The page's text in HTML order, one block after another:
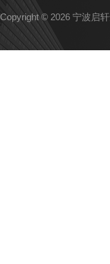
Copyright © 2026 宁波启